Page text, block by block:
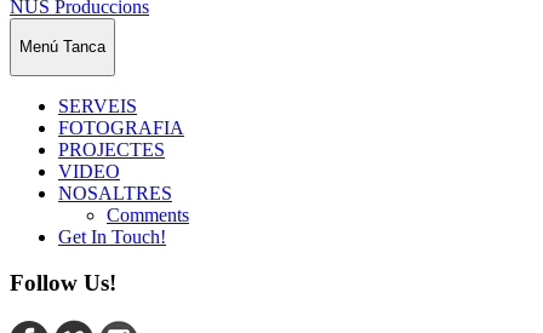
NUS Produccions
Menú Tanca
SERVEIS
FOTOGRAFIA
PROJECTES
VIDEO
NOSALTRES
Comments
Get In Touch!
Follow Us!